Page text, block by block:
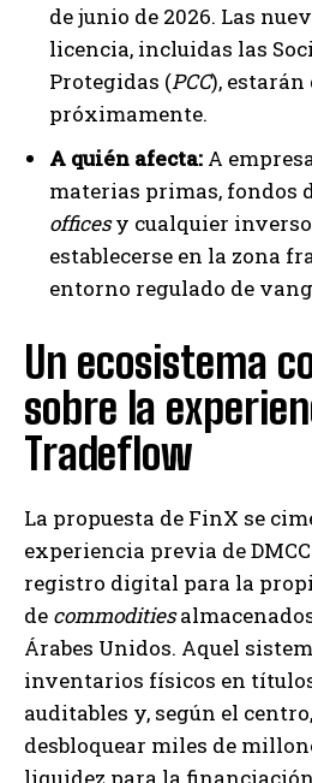
de junio de 2026. Las
licencia, incluidas las
Protegidas (PCC),
próximamente.
A quién afecta: A
materias primas, fondos
officesy cualquier
establecerse en la zona
entorno regulado de
Un ecosistema
sobre la
Tradeflow
La propuesta de FinX se
experiencia previa de
registro digital para la
de commodities
Árabes Unidos. Aquel
inventarios físicos en
auditables y, según el
desbloquear miles de
liquidez para la